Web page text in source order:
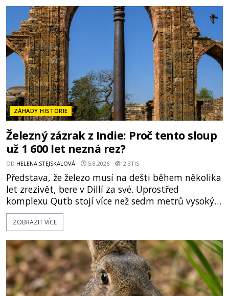
o skutečné historické události. Ve středověké
Evropě mají relikvie mimořádnou hodnotu. Nejsou
jen předmětem úcty
ZÁHADY HISTORIE
Železný zázrak z Indie: Proč tento sloup
už 1 600 let nezná rez?
OD HELENA STEJSKALOVÁ 5.8.2026 2.3TIS
Představa, že železo musí na dešti během několika
let zrezivět, bere v Dillí za své. Uprostřed
komplexu Qutb stojí více než sedm metrů vysoký
železný sloup, který už přibližně 1 600 let odolává
počasí s jen nepatrnými stopami koroze. Jeho
ztracených technologiích či tajemných
materiálech. Moderní metalurgie však ukazuje, že
skutečné vysvětlení je ješt
ZOBRAZIT VÍCE